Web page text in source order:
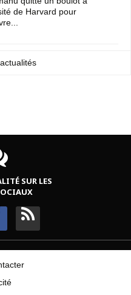
de Harvard pour
SUR LES